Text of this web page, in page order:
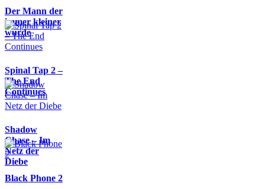
Der Mann der
immer kleiner
wurde
Spinal Tap 2 –
The End
Continues
Shadow
Chase – Im
Netz der
Diebe
Black Phone 2